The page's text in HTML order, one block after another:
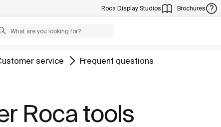
Roca Display Studios Brochures
service Frequent questions
Roca tools